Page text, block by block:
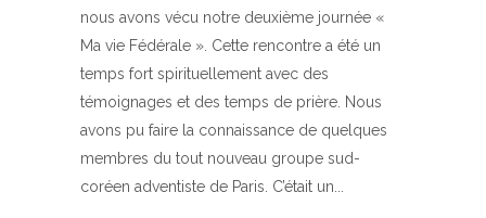
nous avons vécu notre deuxième journée «
Ma vie Fédérale ». Cette rencontre a été un
temps fort spirituellement avec des
témoignages et des temps de prière. Nous
avons pu faire la connaissance de quelques
membres du tout nouveau groupe sud-
coréen adventiste de Paris. C’était un